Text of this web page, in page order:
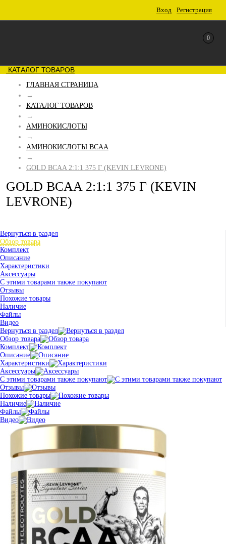
Вход Регистрация
0
КАТАЛОГ ТОВАРОВ
ГЛАВНАЯ СТРАНИЦА
→
КАТАЛОГ ТОВАРОВ
→
АМИНОКИСЛОТЫ
→
АМИНОКИСЛОТЫ BCAA
→
GOLD BCAA 2:1:1 375 Г (KEVIN LEVRONE)
GOLD BCAA 2:1:1 375 Г (KEVIN
LEVRONE)
Вернуться в раздел
Обзор товара
Комплект
Описание
Характеристики
Аксессуары
С этими товарами также покупают
Отзывы
Похожие товары
Наличие
Файлы
Видео
Вернуться в раздел
Обзор товара
Комплект
Описание
Характеристики
Аксессуары
С этими товарами также покупают
Отзывы
Похожие товары
Наличие
Файлы
Видео